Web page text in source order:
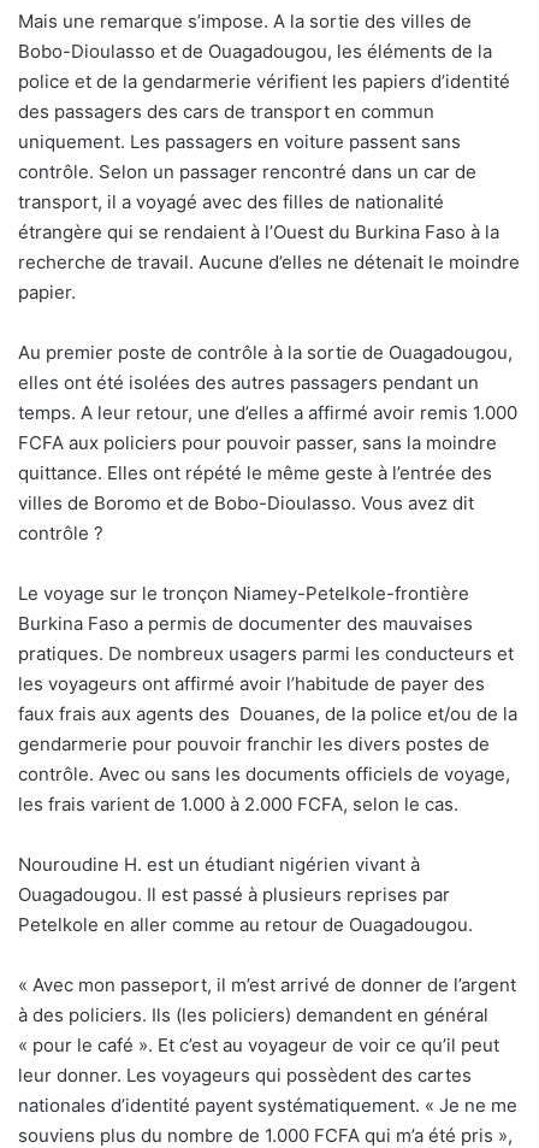
Mais une remarque s’impose. A la sortie des villes de
Bobo-Dioulasso et de Ouagadougou, les éléments de la
police et de la gendarmerie vérifient les papiers d’identité
des passagers des cars de transport en commun
uniquement. Les passagers en voiture passent sans
contrôle. Selon un passager rencontré dans un car de
transport, il a voyagé avec des filles de nationalité
étrangère qui se rendaient à l’Ouest du Burkina Faso à la
recherche de travail. Aucune d’elles ne détenait le moindre
papier.
Au premier poste de contrôle à la sortie de Ouagadougou,
elles ont été isolées des autres passagers pendant un
temps. A leur retour, une d’elles a affirmé avoir remis 1.000
FCFA aux policiers pour pouvoir passer, sans la moindre
quittance. Elles ont répété le même geste à l’entrée des
villes de Boromo et de Bobo-Dioulasso. Vous avez dit
contrôle ?
Le voyage sur le tronçon Niamey-Petelkole-frontière
Burkina Faso a permis de documenter des mauvaises
pratiques. De nombreux usagers parmi les conducteurs et
les voyageurs ont affirmé avoir l’habitude de payer des
faux frais aux agents des Douanes, de la police et/ou de la
gendarmerie pour pouvoir franchir les divers postes de
contrôle. Avec ou sans les documents officiels de voyage,
les frais varient de 1.000 à 2.000 FCFA, selon le cas.
Nouroudine H. est un étudiant nigérien vivant à
Ouagadougou. Il est passé à plusieurs reprises par
Petelkole en aller comme au retour de Ouagadougou.
« Avec mon passeport, il m’est arrivé de donner de l’argent
à des policiers. Ils (les policiers) demandent en général
« pour le café ». Et c’est au voyageur de voir ce qu’il peut
leur donner. Les voyageurs qui possèdent des cartes
nationales d’identité payent systématiquement. « Je ne me
souviens plus du nombre de 1.000 FCFA qui m’a été pris »,